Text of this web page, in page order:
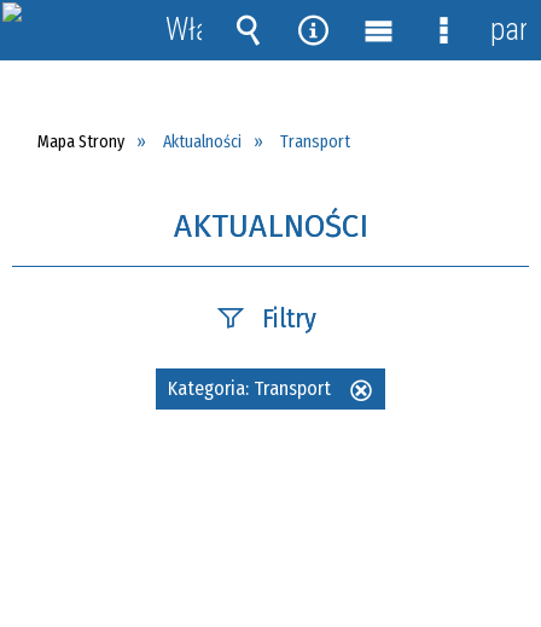
Mapa Strony Aktualności Transport
AKTUALNOŚCI
Filtry
Szukana fraza
Kategoria: Transport
Włącz
powiadomienia
Wyszukiwarka
Narzędzia
MenuMenu